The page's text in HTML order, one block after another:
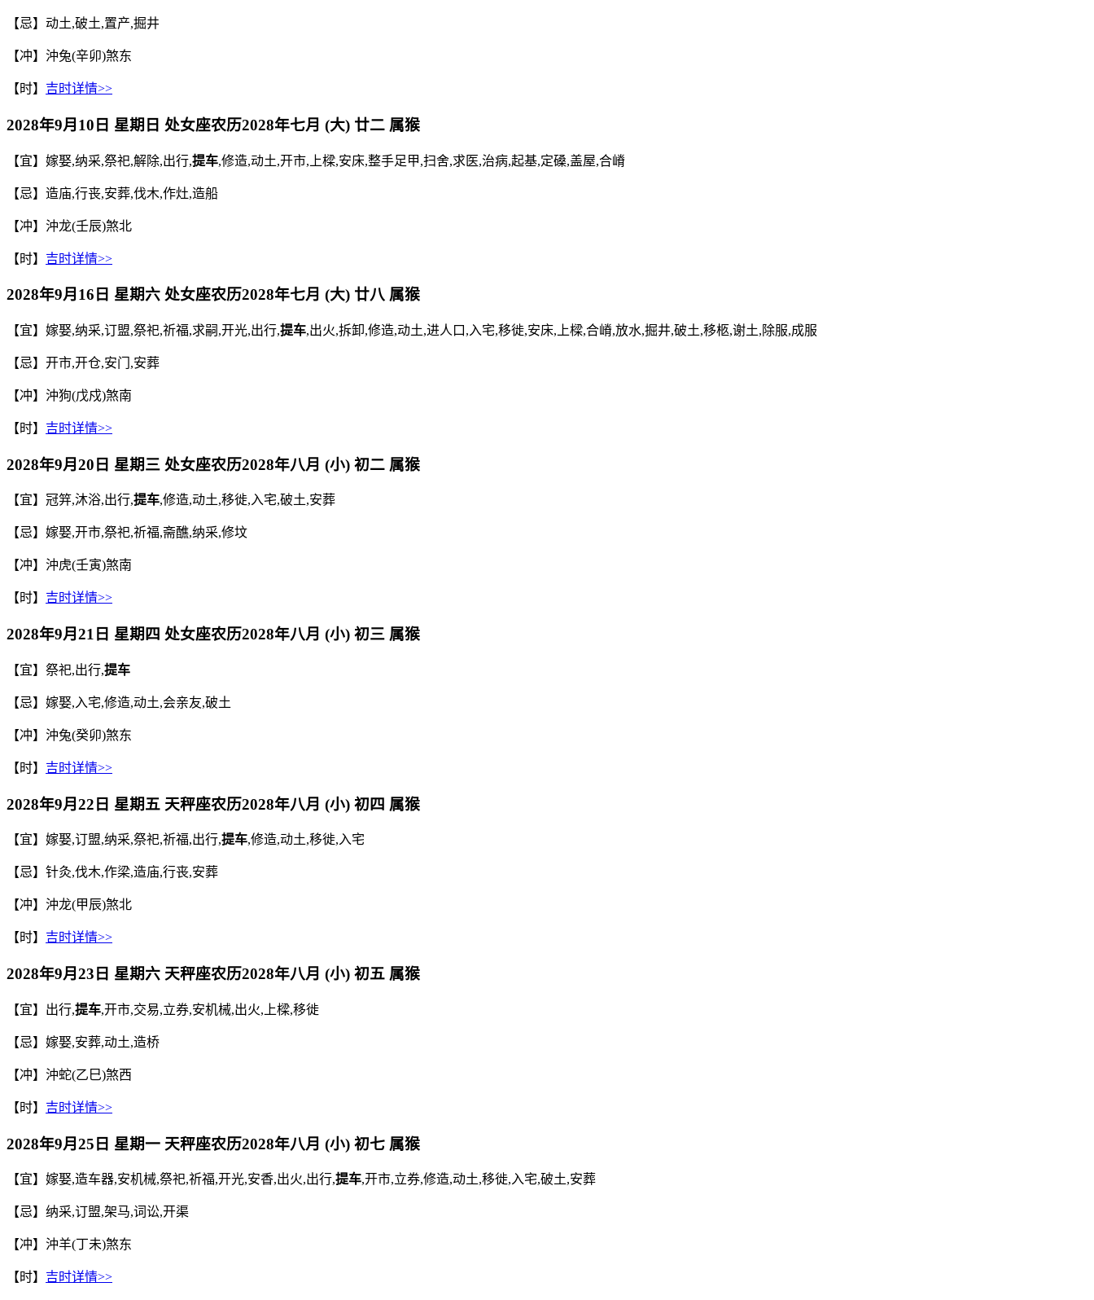
【忌】动土,破土,置产,掘井
【冲】沖兔(辛卯)煞东
【时】 吉时详情>>
2028年9月10日 星期日 处女座农历2028年七月 (大) 廿二 属猴
【宜】嫁娶,纳采,祭祀,解除,出行,提车,修造,动土,开市,上樑,安床,整手足甲,扫舍,求医,治病,起基,定磉,盖屋,合嵴
【忌】造庙,行丧,安葬,伐木,作灶,造船
【冲】沖龙(壬辰)煞北
【时】 吉时详情>>
2028年9月16日 星期六 处女座农历2028年七月 (大) 廿八 属猴
【宜】嫁娶,纳采,订盟,祭祀,祈福,求嗣,开光,出行,提车,出火,拆卸,修造,动土,进人口,入宅,移徙,安床,上樑,合嵴,放水,掘井,破土,移柩,谢土,除服,成服
【忌】开市,开仓,安门,安葬
【冲】沖狗(戊戍)煞南
【时】 吉时详情>>
2028年9月20日 星期三 处女座农历2028年八月 (小) 初二 属猴
【宜】冠笄,沐浴,出行,提车,修造,动土,移徙,入宅,破土,安葬
【忌】嫁娶,开市,祭祀,祈福,斋醮,纳采,修坟
【冲】沖虎(壬寅)煞南
【时】 吉时详情>>
2028年9月21日 星期四 处女座农历2028年八月 (小) 初三 属猴
【宜】祭祀,出行,提车
【忌】嫁娶,入宅,修造,动土,会亲友,破土
【冲】沖兔(癸卯)煞东
【时】 吉时详情>>
2028年9月22日 星期五 天秤座农历2028年八月 (小) 初四 属猴
【宜】嫁娶,订盟,纳采,祭祀,祈福,出行,提车,修造,动土,移徙,入宅
【忌】针灸,伐木,作梁,造庙,行丧,安葬
【冲】沖龙(甲辰)煞北
【时】 吉时详情>>
2028年9月23日 星期六 天秤座农历2028年八月 (小) 初五 属猴
【宜】出行,提车,开市,交易,立券,安机械,出火,上樑,移徙
【忌】嫁娶,安葬,动土,造桥
【冲】沖蛇(乙巳)煞西
【时】 吉时详情>>
2028年9月25日 星期一 天秤座农历2028年八月 (小) 初七 属猴
【宜】嫁娶,造车器,安机械,祭祀,祈福,开光,安香,出火,出行,提车,开市,立券,修造,动土,移徙,入宅,破土,安葬
【忌】纳采,订盟,架马,词讼,开渠
【冲】沖羊(丁未)煞东
【时】 吉时详情>>